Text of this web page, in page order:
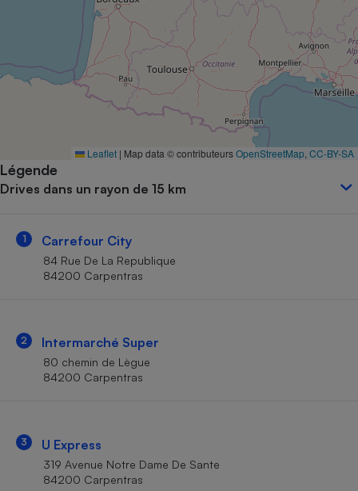
Leaflet | Map data © contributeursOpenStreetMap CC-BY-SA
Légende
Drives dans un rayon de 15 km
1 Carrefour City
84 Rue De La Republique
84200 Carpentras
2 Intermarché Super
80 chemin de Lègue
84200 Carpentras
3 U Express
319 Avenue Notre Dame De Sante
84200 Carpentras
Complément
alimentaire
Assurance emprunteur
Banque
Petit électroménager -
Matelas
Mutuelle